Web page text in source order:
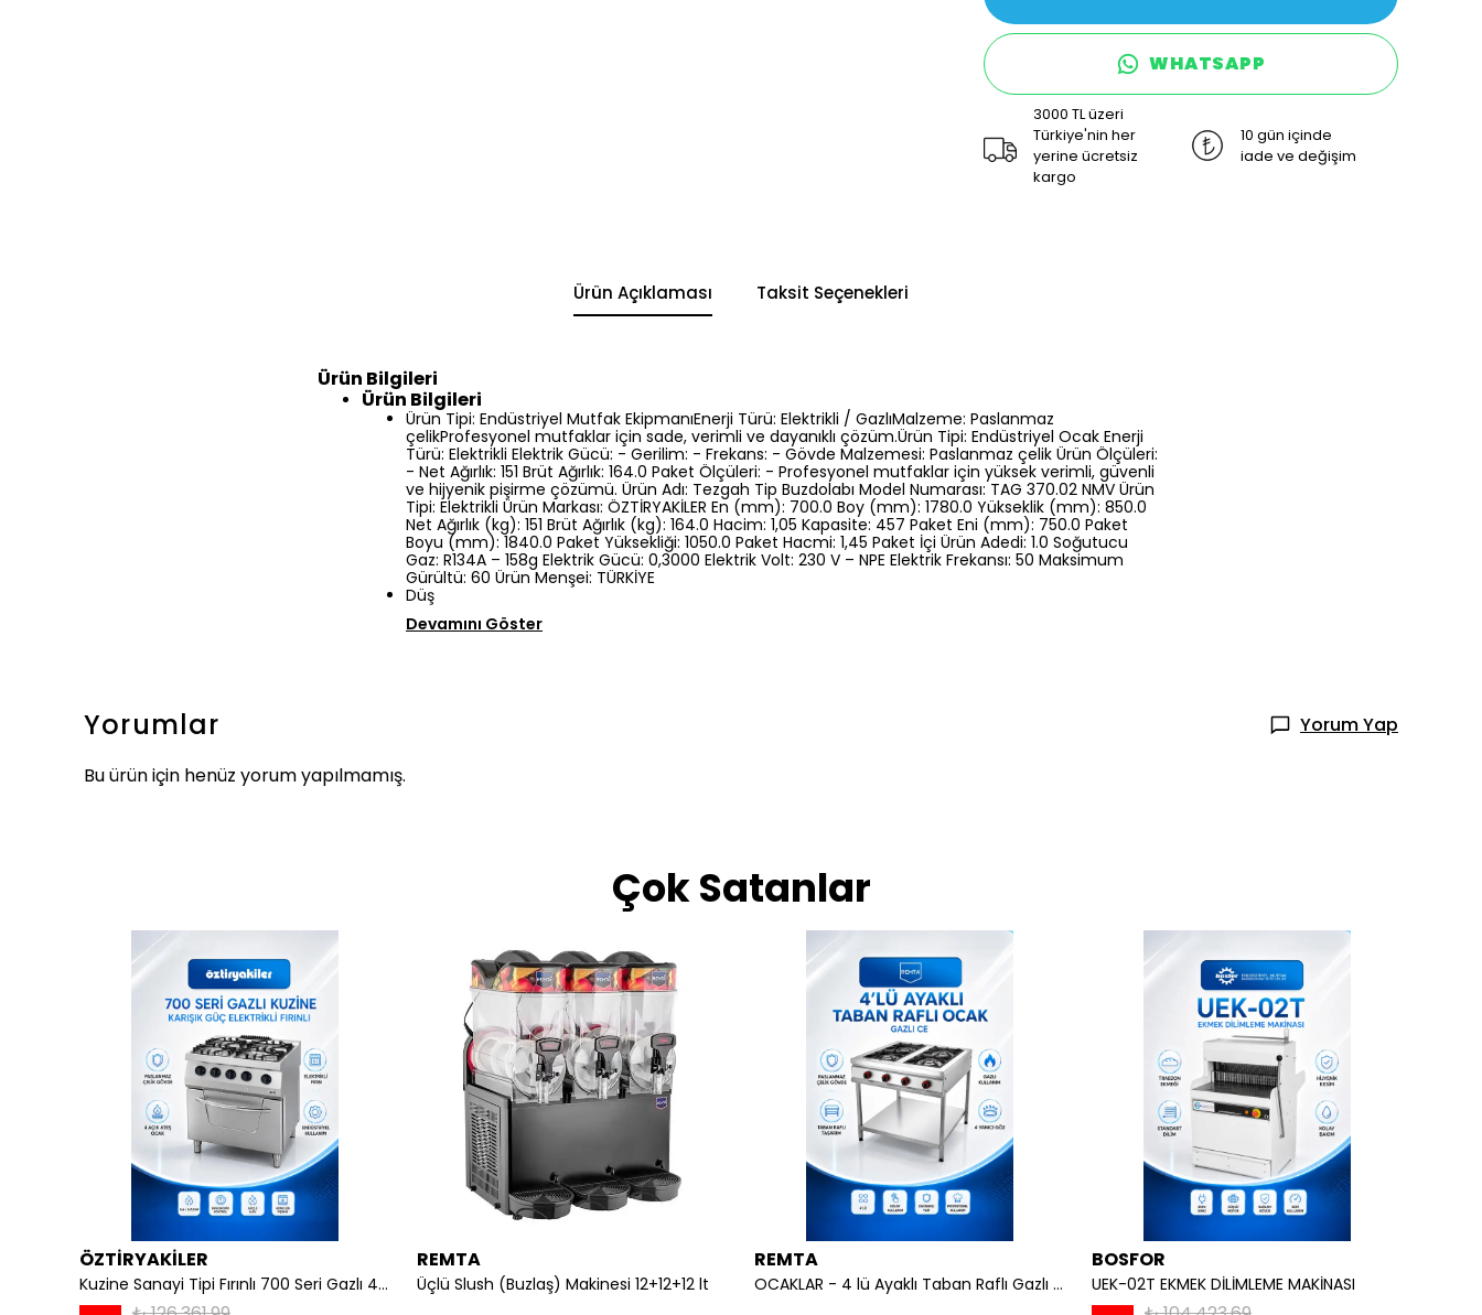
WHATSAPP
3000 TL üzeri
Türkiye'nin her
yerine ücretsiz
kargo
10 gün içinde
iade ve değişim
Ürün Açıklaması Taksit Seçenekleri
Ürün Bilgileri
Ürün Bilgileri
Ürün Tipi: Endüstriyel Mutfak EkipmanıEnerji Türü: Elektrikli / GazlıMalzeme: Paslanmaz
çelikProfesyonel mutfaklar için sade, verimli ve dayanıklı çözüm.Ürün Tipi: Endüstriyel Ocak Enerji
Türü: Elektrikli Elektrik Gücü: - Gerilim: - Frekans: - Gövde Malzemesi: Paslanmaz çelik Ürün Ölçüleri:
- Net Ağırlık: 151 Brüt Ağırlık: 164.0 Paket Ölçüleri: - Profesyonel mutfaklar için yüksek verimli, güvenli
ve hijyenik pişirme çözümü. Ürün Adı: Tezgah Tip Buzdolabı Model Numarası: TAG 370.02 NMV Ürün
Tipi: Elektrikli Ürün Markası: ÖZTİRYAKİLER En (mm): 700.0 Boy (mm): 1780.0 Yükseklik (mm): 850.0
Net Ağırlık (kg): 151 Brüt Ağırlık (kg): 164.0 Hacim: 1,05 Kapasite: 457 Paket Eni (mm): 750.0 Paket
Boyu (mm): 1840.0 Paket Yüksekliği: 1050.0 Paket Hacmi: 1,45 Paket İçi Ürün Adedi: 1.0 Soğutucu
Gaz: R134A – 158g Elektrik Gücü: 0,3000 Elektrik Volt: 230 V – NPE Elektrik Frekansı: 50 Maksimum
Gürültü: 60 Ürün Menşei: TÜRKİYE
Düş
Devamını Göster
Yorumlar
Yorum Yap
Bu ürün için henüz yorum yapılmamış.
Çok Satanlar
ÖZTİRYAKİLER
Kuzine Sanayi Tipi Fırınlı 700 Seri Gazlı 4 Açık Ateş 80x70x85 (Lp)-2X6Kw+2X7,5Kw+6Kw Elektrikli Fırın
REMTA
Üçlü Slush (Buzlaş) Makinesi 12+12+12 lt
REMTA
OCAKLAR - 4 lü Ayaklı Taban Raflı Gazlı CE
BOSFOR
UEK-02T EKMEK DİLİMLEME MAKİNASI